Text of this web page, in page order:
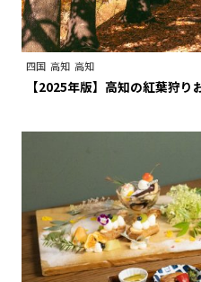
四国 高知 高知
【2025年版】高知の紅葉狩